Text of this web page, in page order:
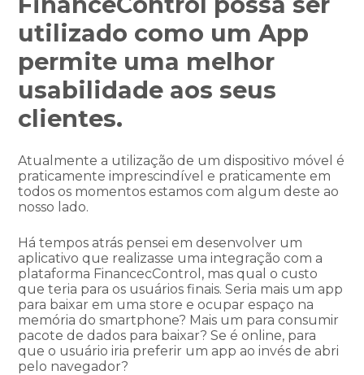
utilizado como um App
permite uma melhor
usabilidade aos seus
clientes.
Atualmente a utilização de um dispositivo móvel é
praticamente imprescindível e praticamente em
todos os momentos estamos com algum deste ao
nosso lado.
Há tempos atrás pensei em desenvolver um
aplicativo que realizasse uma integração com a
plataforma FinancecControl, mas qual o custo
que teria para os usuários finais. Seria mais um app
para baixar em uma store e ocupar espaço na
memória do smartphone? Mais um para consumir
pacote de dados para baixar? Se é online, para
que o usuário iria preferir um app ao invés de abri
pelo navegador?